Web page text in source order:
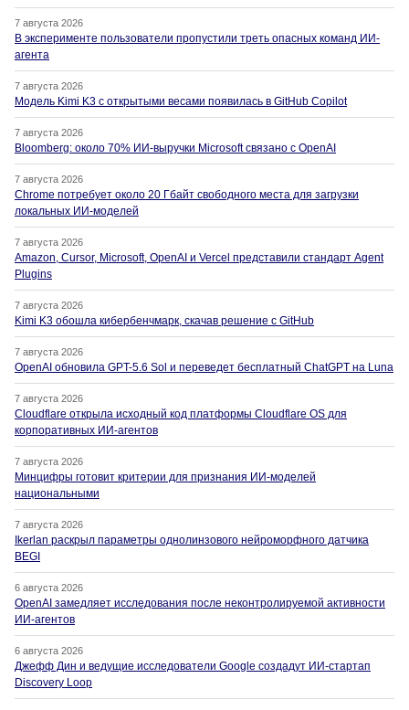
7 августа 2026
В эксперименте пользователи пропустили треть опасных команд ИИ-
агента
7 августа 2026
Модель Kimi K3 с открытыми весами появилась в GitHub Copilot
7 августа 2026
Bloomberg: около 70% ИИ-выручки Microsoft связано с OpenAI
7 августа 2026
Chrome потребует около 20 Гбайт свободного места для загрузки
локальных ИИ-моделей
7 августа 2026
Amazon, Cursor, Microsoft, OpenAI и Vercel представили стандарт Agent
Plugins
7 августа 2026
Kimi K3 обошла кибербенчмарк, скачав решение с GitHub
7 августа 2026
OpenAI обновила GPT-5.6 Sol и переведет бесплатный ChatGPT на Luna
7 августа 2026
Cloudflare открыла исходный код платформы Cloudflare OS для
корпоративных ИИ-агентов
7 августа 2026
Минцифры готовит критерии для признания ИИ-моделей
национальными
7 августа 2026
Ikerlan раскрыл параметры однолинзового нейроморфного датчика
BEGI
6 августа 2026
OpenAI замедляет исследования после неконтролируемой активности
ИИ-агентов
6 августа 2026
Джефф Дин и ведущие исследователи Google создадут ИИ-стартап
Discovery Loop